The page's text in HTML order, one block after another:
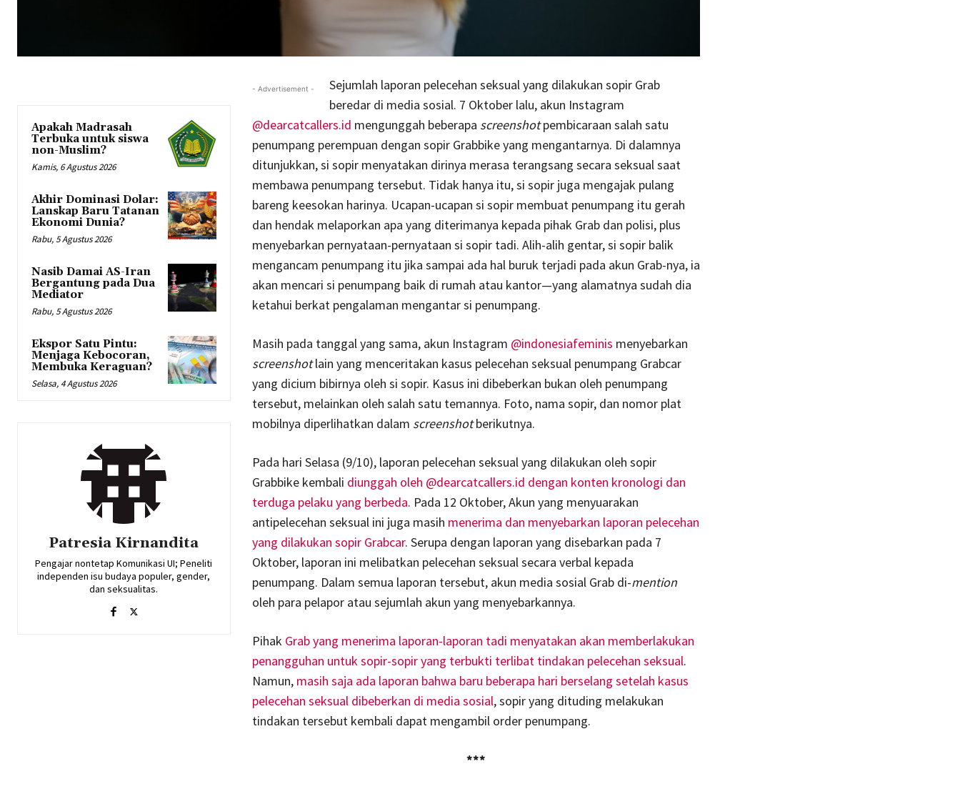
Apakah Madrasah
Terbuka untuk siswa
non-Muslim?
Kamis, 6 Agustus 2026
Akhir Dominasi Dolar:
Lanskap Baru Tatanan
Ekonomi Dunia?
Rabu, 5 Agustus 2026
Nasib Damai AS-Iran
Bergantung pada Dua
Mediator
Rabu, 5 Agustus 2026
Ekspor Satu Pintu:
Menjaga Kebocoran,
Membuka Keraguan?
Selasa, 4 Agustus 2026
Patresia Kirnandita
Pengajar nontetap Komunikasi UI; Peneliti
independen isu budaya populer, gender,
dan seksualitas.
- Advertisement -
Sejumlah laporan pelecehan seksual yang dilakukan sopir Grab
beredar di media sosial. 7 Oktober lalu, akun Instagram
@dearcatcallers.id mengunggah beberapa screenshotpembicaraan salah satu
penumpang perempuan dengan sopir Grabbike yang mengantarnya. Di dalamnya
ditunjukkan, si sopir menyatakan dirinya merasa terangsang secara seksual saat
membawa penumpang tersebut. Tidak hanya itu, si sopir juga mengajak pulang
bareng keesokan harinya. Ucapan-ucapan si sopir membuat penumpang itu gerah
dan hendak melaporkan apa yang diterimanya kepada pihak Grab dan polisi, plus
menyebarkan pernyataan-pernyataan si sopir tadi. Alih-alih gentar, si sopir balik
mengancam penumpang itu jika sampai ada hal buruk terjadi pada akun Grab-nya, ia
akan mencari si penumpang baik di rumah atau kantor—yang alamatnya sudah dia
ketahui berkat pengalaman mengantar si penumpang.
Masih pada tanggal yang sama, akun Instagram @indonesiafeminis menyebarkan
screenshotlain yang menceritakan kasus pelecehan seksual penumpang Grabcar
yang dicium bibirnya oleh si sopir. Kasus ini dibeberkan bukan oleh penumpang
tersebut, melainkan oleh salah satu temannya. Foto, nama sopir, dan nomor plat
mobilnya diperlihatkan dalam screenshotberikutnya.
Pada hari Selasa (9/10), laporan pelecehan seksual yang dilakukan oleh sopir
Grabbike kembali diunggah oleh @dearcatcallers.id dengan konten kronologi dan
terduga pelaku yang berbeda. Pada 12 Oktober, Akun yang menyuarakan
antipelecehan seksual ini juga masih menerima dan menyebarkan laporan pelecehan
yang dilakukan sopir Grabcar. Serupa dengan laporan yang disebarkan pada 7
Oktober, laporan ini melibatkan pelecehan seksual secara verbal kepada
penumpang. Dalam semua laporan tersebut, akun media sosial Grab di-mention
oleh para pelapor atau sejumlah akun yang menyebarkannya.
Pihak Grab yang menerima laporan-laporan tadi menyatakan akan memberlakukan
penangguhan untuk sopir-sopir yang terbukti terlibat tindakan pelecehan seksual.
Namun, masih saja ada laporan bahwa baru beberapa hari berselang setelah kasus
pelecehan seksual dibeberkan di media sosial, sopir yang dituding melakukan
tindakan tersebut kembali dapat mengambil order penumpang.
***